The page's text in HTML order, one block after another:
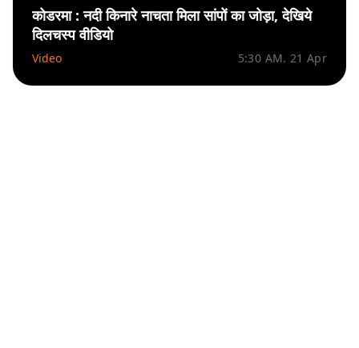
कोडरमा : नदी किनारे नाचता मिला सांपों का जोड़ा, देखिये
दिलचस्प वीडियो
Video 5:30 AM. 21 Apr